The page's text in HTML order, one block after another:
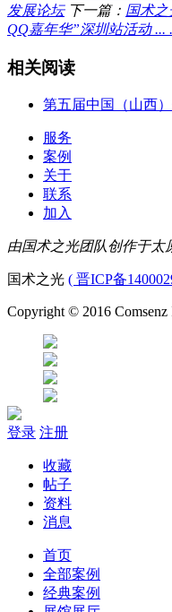
发展论坛 下一篇： 国术之
QQ嘉年华”深圳站活动 ...
相关阅读
第五届中国（山西
服务
案例
关于
联系
加入
由国术之光团队创作于太
国术之光 ( 晋ICP备
Copyright © 2016 Comsenz
登录 注册
收藏
帖子
资料
消息
首页
全部案例
经典案例